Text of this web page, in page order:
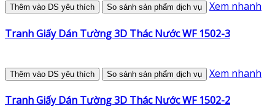
Thêm vào DS yêu thích So sánh sản phẩm dịch vụ Xem nhanh
Tranh Giấy Dán Tường 3D Thác Nước WF 1502-3
Thêm vào DS yêu thích So sánh sản phẩm dịch vụ Xem nhanh
Tranh Giấy Dán Tường 3D Thác Nước WF 1502-2